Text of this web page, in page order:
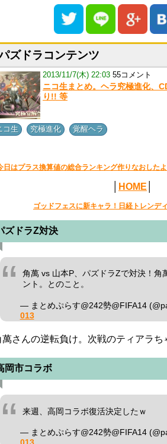
ズドラコンテンツ
2013/11/7(木) 22:03 55コメント
ニコ生まとめ。ヘラ究極進化、
り!! 等
コ生 究極進化 覚醒ヘラ
日はプラス換算値の総合ランキング作りなおしたよ
HOME
ゴッドフェスに新キャラ！日経トレンデ
ズドラZ対決
角萬 vs 山本P、パズドラZで対決！角
ント。とのこと。
— まとめぷらす@242勢@FIFA14
013
萬さんの逆転負け。次戦のティアラち
岡市コラボ
来週、高岡コラボ復活決定したｗ
— まとめぷらす@242勢@FIFA14